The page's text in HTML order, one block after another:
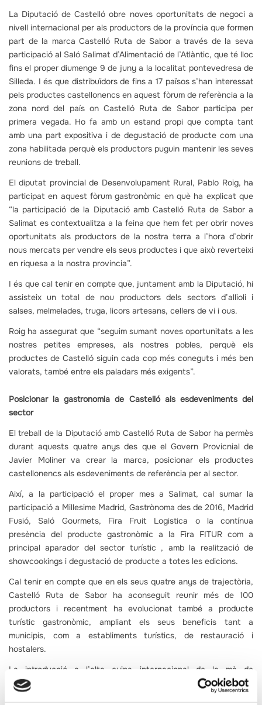
La Diputació de Castelló obre noves oportunitats de negoci a
nivell internacional per als productors de la província que formen
part de la marca Castelló Ruta de Sabor a través de la seva
participació al Saló Salimat d’Alimentació de l’Atlàntic, que té lloc
fins el proper diumenge 9 de juny a la localitat pontevedresa de
Silleda. I és que distribuïdors de fins a 17 països s’han interessat
pels productes castellonencs en aquest fòrum de referència a la
zona nord del país on Castelló Ruta de Sabor participa per
primera vegada. Ho fa amb un estand propi que compta tant
amb una part expositiva i de degustació de producte com una
zona habilitada perquè els productors puguin mantenir les seves
reunions de treball.
El diputat provincial de Desenvolupament Rural, Pablo Roig, ha
participat en aquest fòrum gastronòmic en què ha explicat que
“la participació de la Diputació amb Castelló Ruta de Sabor a
Salimat es contextualitza a la feina que hem fet per obrir noves
oportunitats als productors de la nostra terra a l’hora d’obrir
nous mercats per vendre els seus productes i que això reverteixi
en riquesa a la nostra província”.
I és que cal tenir en compte que, juntament amb la Diputació, hi
assisteix un total de nou productors dels sectors d’allioli i
salses, melmelades, truga, licors artesans, cellers de vi i ous.
Roig ha assegurat que “seguim sumant noves oportunitats a les
nostres petites empreses, als nostres pobles, perquè els
productes de Castelló siguin cada cop més coneguts i més ben
valorats, també entre els paladars més exigents”.
Posicionar la gastronomia de Castelló als esdeveniments del
sector
El treball de la Diputació amb Castelló Ruta de Sabor ha permès
durant aquests quatre anys des que el Govern Provicnial de
Javier Moliner va crear la marca, posicionar els productes
castellonencs als esdeveniments de referència per al sector.
Així, a la participació el proper mes a Salimat, cal sumar la
participació a Millesime Madrid, Gastrònoma des de 2016, Madrid
Fusió, Saló Gourmets, Fira Fruit Logistica o la contínua
presència del producte gastronòmic a la Fira FITUR com a
principal aparador del sector turístic , amb la realització de
showcookings i degustació de producte a totes les edicions.
Cal tenir en compte que en els seus quatre anys de trajectòria,
Castelló Ruta de Sabor ha aconseguit reunir més de 100
productors i recentment ha evolucionat també a producte
turístic gastronòmic, ampliant els seus beneficis tant a
municipis, com a establiments turístics, de restauració i
hostalers.
La introducció a l’alta cuina internacional de la mà de
Berasategui és a més a més un pas important en el camí que
està fent la marca Castelló Ruta de Sabor per continuar